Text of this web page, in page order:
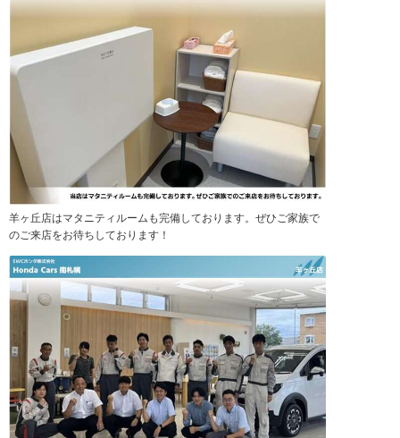
羊ヶ丘店はマタニティルームも完備しております。ぜひご家族で
のご来店をお待ちしております！